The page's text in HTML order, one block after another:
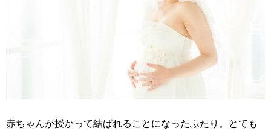
赤ちゃんが授かって結ばれることになったふたり。とても